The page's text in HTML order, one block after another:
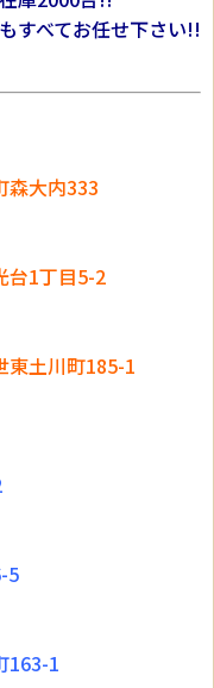
すべてお任せ下さい!!
森大内333
台1丁目5-2
東土川町185-1
5
163-1